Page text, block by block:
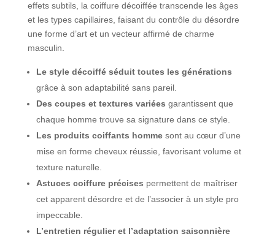
effets subtils, la coiffure décoiffée transcende les âges
et les types capillaires, faisant du contrôle du désordre
une forme d’art et un vecteur affirmé de charme
masculin.
Le style décoiffé séduit toutes les générations
grâce à son adaptabilité sans pareil.
Des coupes et textures variées garantissent que
chaque homme trouve sa signature dans ce style.
Les produits coiffants hommesont au cœur d’une
mise en forme cheveux réussie, favorisant volume et
texture naturelle.
Astuces coiffure précises permettent de maîtriser
cet apparent désordre et de l’associer à un style pro
impeccable.
L’entretien régulier et l’adaptation saisonnière